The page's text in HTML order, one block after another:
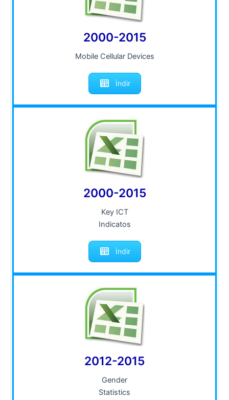
2000-2015
Mobile Cellular Devices
İndir
2000-2015
Key ICT
Indicatos
İndir
2012-2015
Gender
Statistics